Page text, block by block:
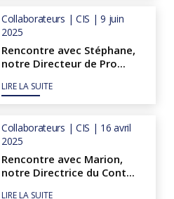
Collaborateurs | CIS | 9 juin
2025
Rencontre avec Stéphane,
notre Directeur de Pro...
LIRE LA SUITE
Collaborateurs | CIS | 16 avril
2025
Rencontre avec Marion,
notre Directrice du Cont...
LIRE LA SUITE